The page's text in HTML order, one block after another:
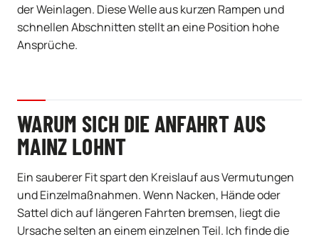
der Weinlagen. Diese Welle aus kurzen Rampen und
schnellen Abschnitten stellt an eine Position hohe
Ansprüche.
WARUM SICH DIE ANFAHRT AUS
MAINZ LOHNT
Ein sauberer Fit spart den Kreislauf aus Vermutungen
und Einzelmaßnahmen. Wenn Nacken, Hände oder
Sattel dich auf längeren Fahrten bremsen, liegt die
Ursache selten an einem einzelnen Teil. Ich finde die